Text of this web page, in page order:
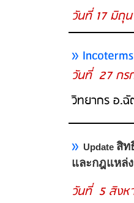
วันที่ 17 มิถุ
»
วันที่ 27 กร
วิทยากร อ.
» Update สิท
และกฎแหล่
วันที่ 5 สิงห